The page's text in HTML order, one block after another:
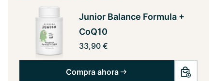
Junior Balance Formula +
CoQ10
33,90 €
Compra ahora